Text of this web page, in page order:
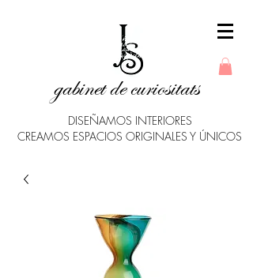
gabinet de curiositats
DISEÑAMOS INTERIORES
CREAMOS ESPACIOS ORIGINALES Y ÚNICOS